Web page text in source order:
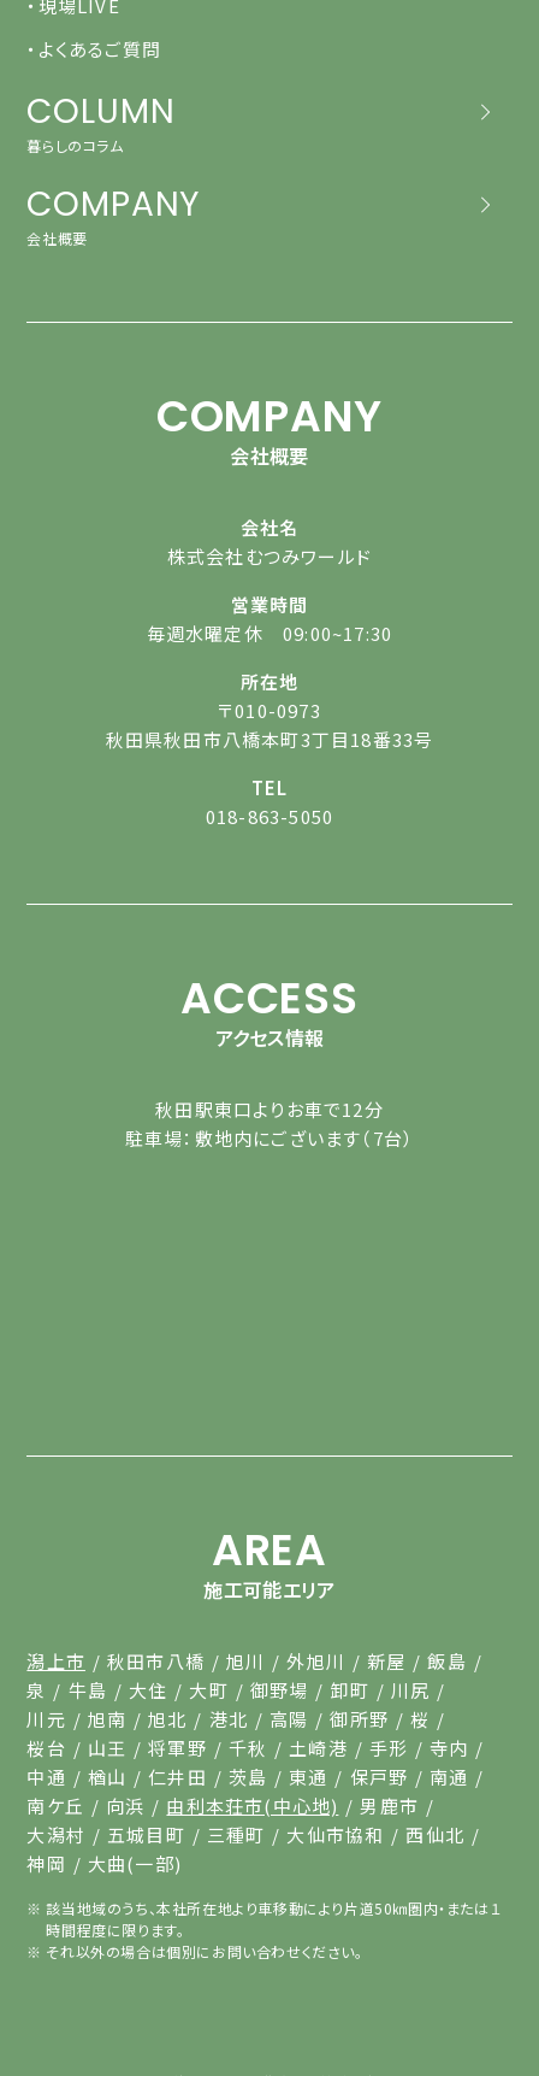
・現場LIVE
・よくあるご質問
COLUMN
暮らしのコラム
COMPANY
会社概要
COMPANY
会社概要
会社名
株式会社むつみワールド
営業時間
毎週水曜定休 09:00~17:30
所在地
〒010-0973
秋田県秋田市八橋本町3丁目18番33号
TEL
018-863-5050
ACCESS
アクセス情報
秋田駅東口よりお車で12分
駐車場：敷地内にございます（7台）
AREA
施工可能エリア
潟上市 秋田市八橋 旭川 外旭川 新屋
飯島
泉
牛島 大住 大町 御野場 卸町
川尻
川元
旭南 旭北 港北 高陽 御所野
桜
桜台
山王 将軍野 千秋 土崎港 手形
寺内
中通
楢山 仁井田 茨島 東通 保戸野
南通
南ケ丘
向浜 由利本荘市(中心地)
男鹿市
大潟村
五城目町 三種町 大仙市協和
西仙北
神岡
大曲(一部)
該当地域のうち、本社所在地より車移動により片道50㎞圏内・または１
時間程度に限ります。
それ以外の場合は個別にお問い合わせください。